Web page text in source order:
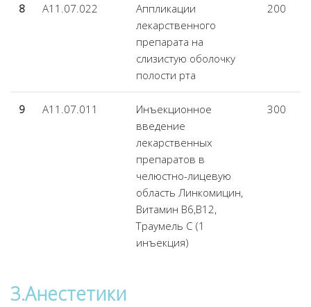
8 А11.07.022
Аппликации
лекарственного
препарата на
слизистую оболочку
полости рта
200
9 А11.07.011
Инъекционное
введение
лекарственных
препаратов в
челюстно-лицевую
область Линкомицин,
Витамин В6,В12,
Траумель С (1
инъекция)
300
3.Анестетики